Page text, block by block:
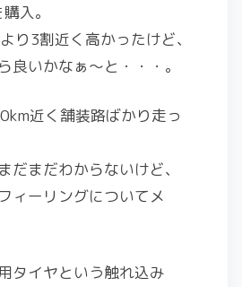
入。
り3割近く高かったけど、
良いかなぁ～と・・・。
近く舗装路ばかり走っ
だまだわからないけど、
ィーリングについてメ
タイヤという触れ込み